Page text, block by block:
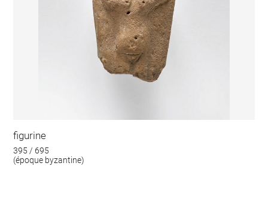
figurine
395 / 695
(époque byzantine)